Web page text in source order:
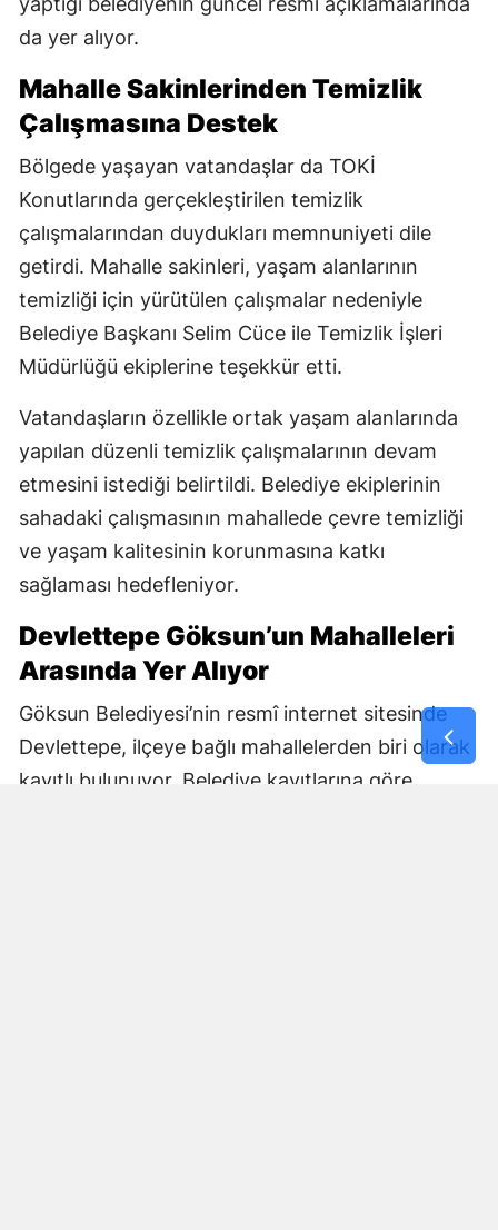
da yer alıyor.
Mahalle Sakinlerinden Temizlik
Çalışmasına Destek
Bölgede yaşayan vatandaşlar da TOKİ
Konutlarında gerçekleştirilen temizlik
çalışmalarından duydukları memnuniyeti dile
getirdi. Mahalle sakinleri, yaşam alanlarının
temizliği için yürütülen çalışmalar nedeniyle
Belediye Başkanı Selim Cüce ile Temizlik İşleri
Müdürlüğü ekiplerine teşekkür etti.
Vatandaşların özellikle ortak yaşam alanlarında
yapılan düzenli temizlik çalışmalarının devam
etmesini istediği belirtildi. Belediye ekiplerinin
sahadaki çalışmasının mahallede çevre temizliği
ve yaşam kalitesinin korunmasına katkı
sağlaması hedefleniyor.
Devlettepe Göksun’un Mahalleleri
Arasında Yer Alıyor
Göksun Belediyesi’nin resmî internet sitesinde
Devlettepe, ilçeye bağlı mahallelerden biri olarak
kayıtlı bulunuyor. Belediye kayıtlarına göre